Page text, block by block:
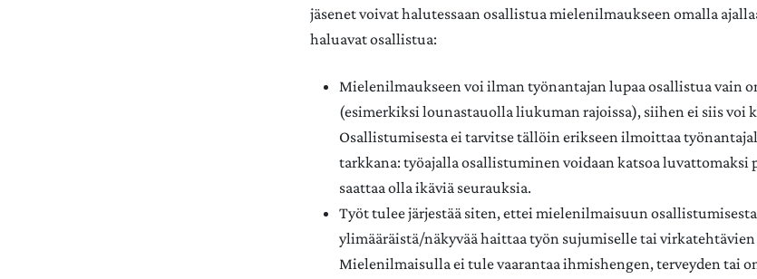
jäsenet voivat halutessaan osallistua mielenilmaukseen omalla
haluavat osallistua:
Mielenilmaukseen voi ilman työnantajan lupaa osallistua vain
(esimerkiksi lounastauolla liukuman rajoissa), siihen ei siis voi
Osallistumisesta ei tarvitse tällöin erikseen ilmoittaa
tarkkana: työajalla osallistuminen voidaan katsoa luvattomaksi
saattaa olla ikäviä seurauksia.
Työt tulee järjestää siten, ettei mielenilmaisuun
ylimääräistä/näkyvää haittaa työn sujumiselle tai
Mielenilmaisulla ei tule vaarantaa ihmishengen, terveyden tai